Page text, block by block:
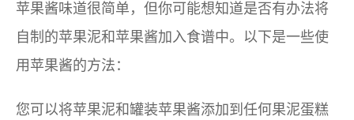
苹果酱味道很简单，但你可能想知道是否有办法将
自制的苹果泥和苹果酱加入食谱中。以下是一些使
用苹果酱的方法：
您可以将苹果泥和罐装苹果酱添加到任何果泥蛋糕